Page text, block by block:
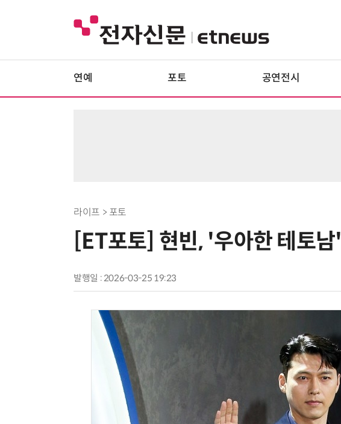
연예 포토 공연전시
라이프 > 포토
[ET포토] 현빈, '우아한 테토남'
발행일 : 2026-03-25 19:23
AI × Design : UX 디자이너의 5가지 생존 전략과 실전 대응